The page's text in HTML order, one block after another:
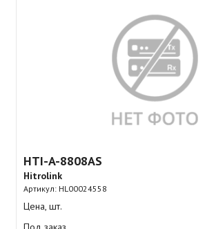
HTI-A-8808AS
Hitrolink
Артикул: HL00024558
Цена, шт.